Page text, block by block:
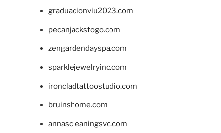
graduacionviu2023.com
pecanjackstogo.com
zengardendayspa.com
sparklejewelryinc.com
ironcladtattoostudio.com
bruinshome.com
annascleaningsvc.com